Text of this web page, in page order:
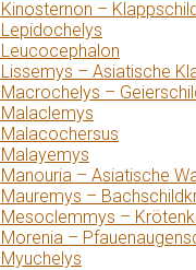
–
– Asiatische
–
– Asiatische
–
–
–